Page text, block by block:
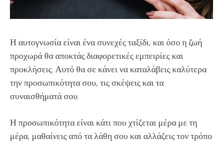
Η αυτογνωσία είναι ένα συνεχές ταξίδι, και όσο η ζωή
προχωρά θα αποκτάς διαφορετικές εμπειρίες και
προκλήσεις. Αυτό θα σε κάνει να καταλάβεις καλύτερα
την προσωπικότητα σου, τις σκέψεις και τα
συναισθήματά σου.
Η προσωπικότητα είναι κάτι που χτίζεται μέρα με τη
μέρα, μαθαίνεις από τα λάθη σου και αλλάζεις τον τρόπο